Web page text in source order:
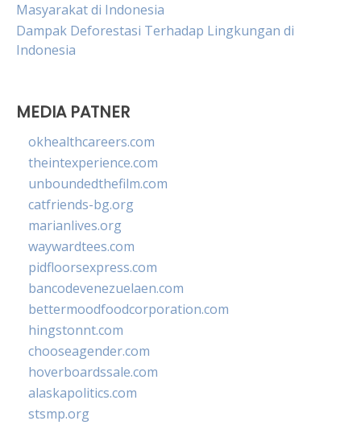
Masyarakat di Indonesia
Dampak Deforestasi Terhadap Lingkungan di
Indonesia
MEDIA PATNER
okhealthcareers.com
theintexperience.com
unboundedthefilm.com
catfriends-bg.org
marianlives.org
waywardtees.com
pidfloorsexpress.com
bancodevenezuelaen.com
bettermoodfoodcorporation.com
hingstonnt.com
chooseagender.com
hoverboardssale.com
alaskapolitics.com
stsmp.org